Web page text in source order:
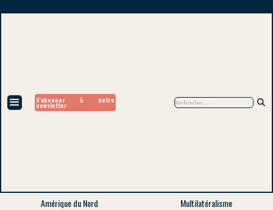
S'abonner à notre
newsletter
Amérique du Nord Multilatéralisme